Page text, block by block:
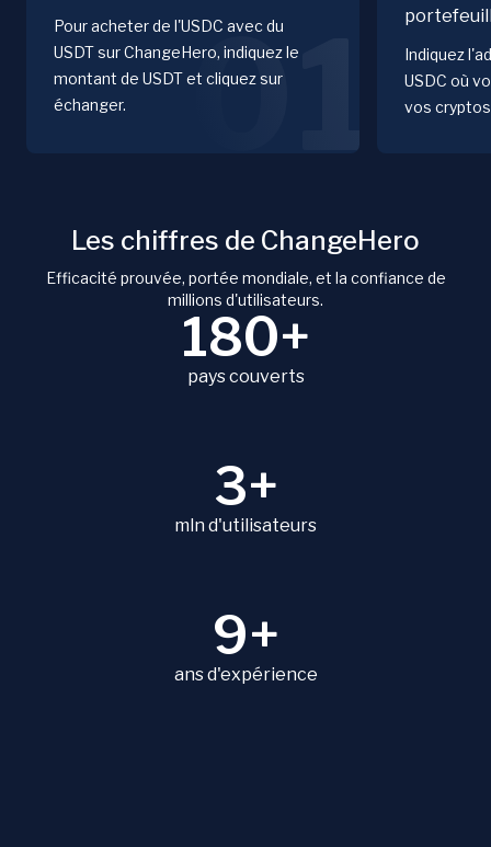
Pour acheter de l'USDC avec du
USDT sur ChangeHero, indiquez le
montant de USDT et cliquez sur
échanger.
01
Indiquez
USDC où
vos
Les chiffres de ChangeHero
Efficacité prouvée, portée mondiale, et la confiance de
millions d'utilisateurs.
180+
pays couverts
3+
mln d'utilisateurs
9+
ans d'expérience